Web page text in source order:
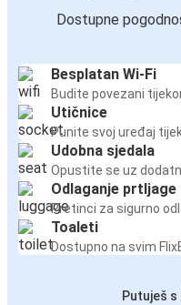
Dostupne
Besplatan Wi-Fi
Budite povezani
Utičnice
Punite svoj uređaj
Udobna sjedala
Opustite se uz
Odlaganje prtljage
Pretinci za sigurno
Toaleti
Dostupno na svim
Putuješ s